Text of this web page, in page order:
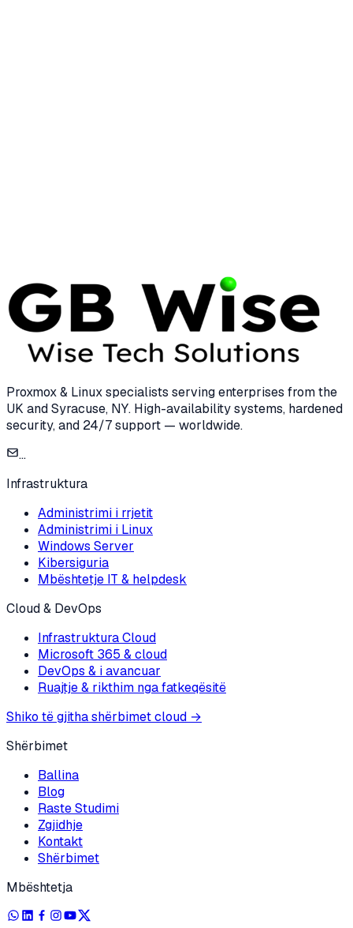
Proxmox & Linux specialists serving enterprises from the
UK and Syracuse, NY. High-availability systems, hardened
security, and 24/7 support — worldwide.
...
Infrastruktura
Administrimi i rrjetit
Administrimi i Linux
Windows Server
Kibersiguria
Mbështetje IT & helpdesk
Cloud & DevOps
Infrastruktura Cloud
Microsoft 365 & cloud
DevOps & i avancuar
Ruajtje & rikthim nga fatkeqësitë
Shiko të gjitha shërbimet cloud →
Shërbimet
Ballina
Blog
Raste Studimi
Zgjidhje
Kontakt
Shërbimet
Mbështetja